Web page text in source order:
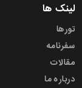
لینک ها
تورها
سفرنامه
مقالات
درباره ما